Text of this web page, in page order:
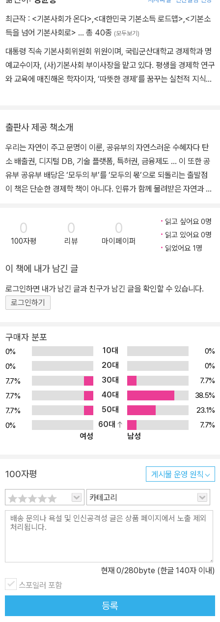
15), 「국제 체제가 탄소 배출 억제에 효과적인 수단이 될 수 있는가?」
(2012), 『환경: 학제 간 선집』(공동 편집, 2008) 등이 있다.
력하고 있다. 서울대학교 경제학과를 졸업하고, 일리노이 주립대와
프랑스 사회과학고등연구원(EHESS)에서 경제학을 수학했다. LG
로 『MMT 논쟁』이 있다. 번역서로는 『주권화폐–준비금 은행제도를
넘어서』, 『기본소득과 주권화폐』, 『우주의 거장들–하이에크, 프리드
먼 그리고 신자유주의 정치의 탄생』 등이 있다.
최근작 : <기본사회가 온다>,<대한민국 기본소득 로드맵>,<기본소
득을 넘어 기본사회로> … 총 40종 (모두보기)
대통령 직속 기본사회위원회 위원이며, 국립군산대학교 경제학과 명
예교수이자, (사)기본사회 부이사장을 맡고 있다. 평생을 경제학 연구
와 교육에 매진해온 학자이자, ‘따뜻한 경제’를 꿈꾸는 실천적 지식인
과 기후 위기라는 문명사적 전환기에서 ‘기본소득’이 단순한 복지 정
책이 아니라, 자본주의를 지속 가능하게 할 유력한 대안임에 주목했
다. 세계 3대 인명사전 중 하나인 미국 『마르퀴즈 후즈 후(Marquis
Who’s Who)』에 등재되었으며, 영국의 『국제인명센터(IBC)』에서
뽑은 ‘2012 올해의 세계적 교육자(International Educator of the
로드맵』 『기본소득을 넘어 기본사회로』 『소비가 직업이다』 『내가 나
로 살아갈 자유』 『왜라는 질문을 하고 어떻게라는 방법을 찾아 나서
다』 『천직, 내 가슴이 시키는 일』 등 다수가 있으며, 옮긴 책으로 『공
관계론』 등이 있다.
출판사 제공 책소개
우리는 자연이 주고 문명이 이룬, 공유부의 자연스러운 수혜자다 탄
소 배출권, 디지털 DB, 기술 플랫폼, 특허권, 금융제도 … 이 또한 공
유부 공유부 배당은 ‘모두의 부’를 ‘모두의 몫’으로 되돌리는 출발점
이 책은 단순한 경제학 책이 아니다. 인류가 함께 물려받은 자연과 사
질 수 있는 제도를 탐구한다. 한국 사회는 오랫동안 성장 중심의 분배
구조 속에서 개인의 생존을 노동 시장에 종속시켜 왔다. 그러나 불안
정 노동의 확산, 인구구조의 변화, 기후 위기라는 조건은 기존의 분배
의 핵심 열쇠 중 하나이다. 공유부는 단지 경제적 자산만이 아니라, 자
연환경, 지식, 디지털 네트워크 등 현대 사회의 인공적 공유지까지 포
함한다. 따라서 이 책은 한국 사회의 기본소득 논의를 한층 확장하고
구체화하는 데도 중요한 자원이 될 것이다. 이 책을 쓴 브렌트 라날리
헨리 데이빗 소로의 사상을 연구해 왔다. 현재 ��소로 협회지��
의 편집장을 맡고 있으며, 노동자 소유 기업인 카드무스 그룹에서 기
본소득, 사회 신용, 공공 정책 분야 전문 컨설턴트로 활동하고 있다.
질문에서 시작된 사유 ― 지구는 누구의 것인가 인간이 생겨나기 훨
씬 전부터 지구는 존재했다. 그렇다면 이 땅과 공기와 바다는 누구의
것일까? 라날리는 이 질문에서 출발한다. 오늘날의 불평등은 단순히
소득 격차의 문제가 아니다. 토지, 자원, 기술, 금융 시스템처럼 인류
전체가 만들어 온 부가 특정 소수에게 집중되어 있기 때문이다. 라날
점하는가?” 라날리는 부의 개념을 새로 정의한다. 부란 개인의 노동
만이 아니라, 세대를 거쳐 축적된 자연의 자산과 사회적 협력의 결과
라고 말한다. 그렇다면 부는 단순히 개인의 소유만이 아니라 공유의
차원이 함께 깃들어 있으며, 바로 그 지점에서 ‘공유의 문제의식’이 새
롭게 제기된다. 사상의 뿌리 ― 토머스 페인의 ‘토지 정의’ 라날리는
공유부 배당의 사상적 기원을 18세기 혁명기의 사상가 토머스 페인
“지구는 인류 전체의 공동 유산이다. 누군가 그것을 점유한다면, 그로
인해 다른 이들이 잃은 몫을 보상해야 한다.” 페인은 이 보상의 방식
을 ‘토지 배당금’으로 제안했다. 모든 사람은 태어날 때부터 지구의 공
동 상속자이므로, 누구도 이 유산에서 완전히 배제되어서는 안 된다
는 것이다. 라날리는 이 페인의 통찰을 현대적 제도 구상으로 발전시
0
100자평
0
리뷰
0
마이페이퍼
읽고 싶어요 0명
읽고 있어요 0명
읽었어요 1명
이 책에 내가 남긴 글
로그인하면 내가 남긴 글과 친구가 남긴 글을 확인할 수 있습니다.
로그인하기
구매자 분포
0% 10대
0%
0%
20대
0%
7.7%
30대
7.7%
7.7%
40대
38.5%
7.7%
50대
23.1%
0%
60대
7.7%
여성
남성
100자평 게시물 운영 원칙
카테고리
현재 0/280byte (한글 140자 이내)
스포일러 포함
등록